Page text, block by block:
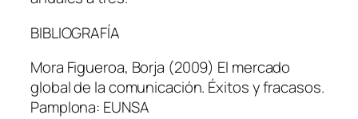
BIBLIOGRAFÍA
Mora Figueroa, Borja (2009) El mercado
global de la comunicación. Éxitos y fracasos.
Pamplona: EUNSA